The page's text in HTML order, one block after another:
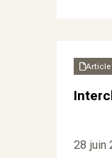
Article
28 juin